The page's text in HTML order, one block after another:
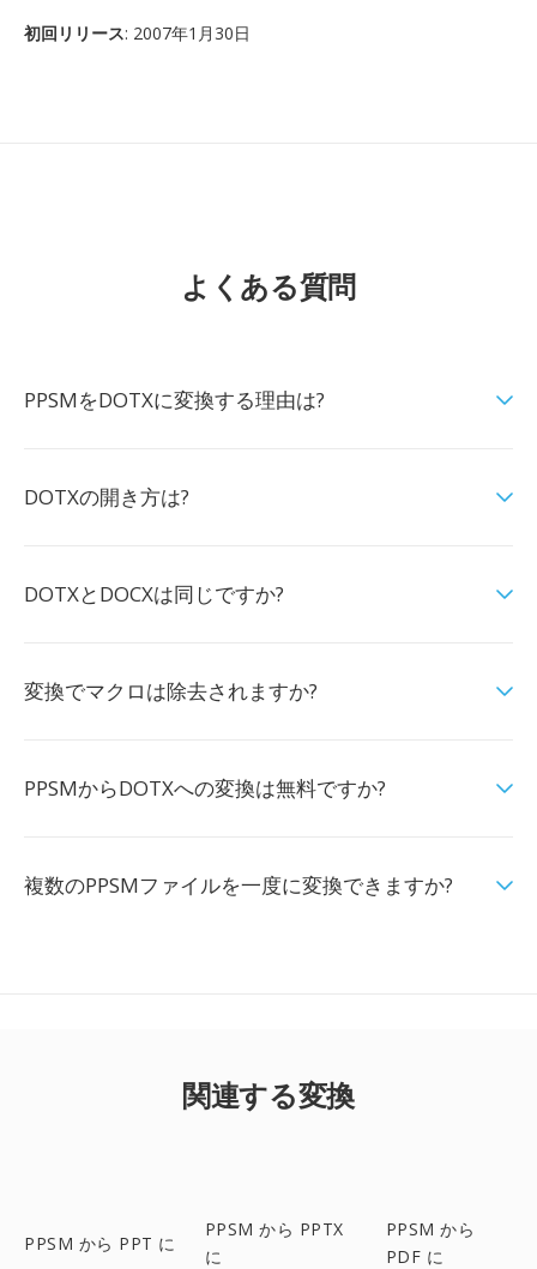
初回リリース: 2007年1月30日
よくある質問
PPSMをDOTXに変換する理由は?
DOTXの開き方は?
DOTXとDOCXは同じですか?
変換でマクロは除去されますか?
PPSMからDOTXへの変換は無料ですか?
複数のPPSMファイルを一度に変換できますか?
関連する変換
PPSM から PPT に
PPSM から PPTX
に
PPSM から
PDF に